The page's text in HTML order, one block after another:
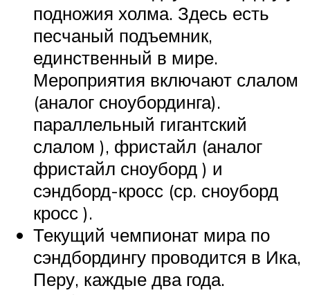
подножия холма. Здесь есть
песчаный подъемник,
единственный в мире.
Мероприятия включают слалом
(аналог сноубординга).
параллельный гигантский
слалом ), фристайл (аналог
фристайл сноуборд ) и
сэндборд-кросс (ср. сноуборд
кросс ).
Текущий чемпионат мира по
сэндбордингу проводится в Ика,
Перу, каждые два года.